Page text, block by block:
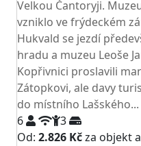
Velkou Čantoryji.
vzniklo ve frýdeckém
Hukvald se jezdí
hradu a muzeu Leoše
Kopřivnici proslavili
Zátopkovi, ale davy
do místního Lašského...
6
3
Od: 2.826 Kčza objekt